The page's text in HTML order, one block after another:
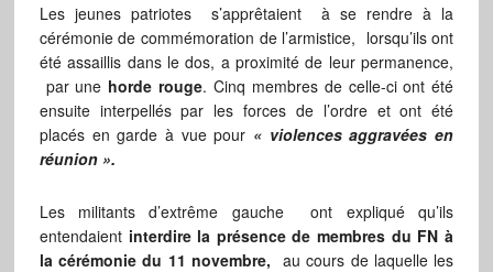
Les jeunes patriotes s’apprêtaient à se rendre à la
cérémonie de commémoration de l’armistice, lorsqu’ils ont
été assaillis dans le dos, a proximité de leur permanence,
par une horde rouge. Cinq membres de celle-ci ont été
ensuite interpellés par les forces de l’ordre et ont été
placés en garde à vue pour « violences aggravées en
réunion ».
Les militants d’extrême gauche ont expliqué qu’ils
entendaient interdire la présence de membres du FN à
la cérémonie du 11 novembre, au cours de laquelle les